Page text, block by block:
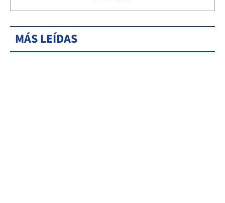
MÁS LEÍDAS